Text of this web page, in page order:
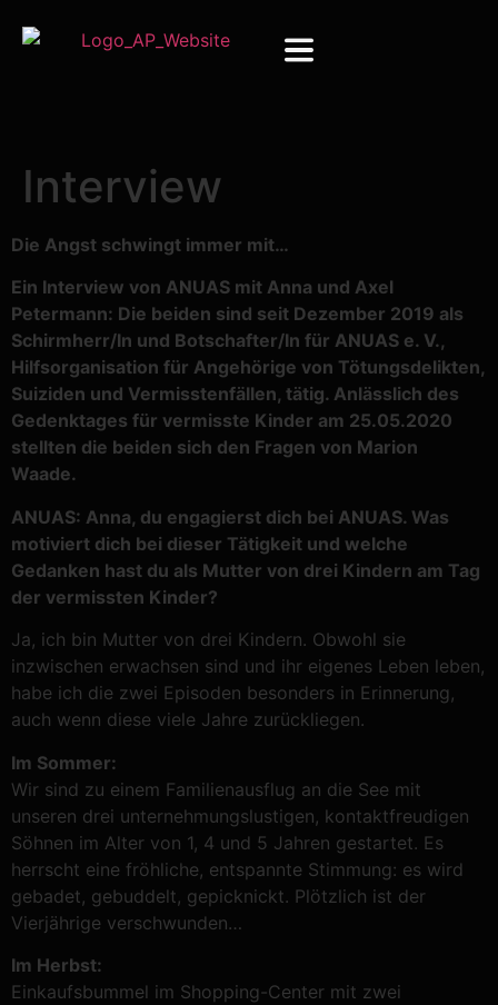
Interview
Die Angst schwingt immer mit…
Ein Interview von ANUAS mit Anna und Axel
Petermann: Die beiden sind seit Dezember 2019 als
Schirmherr/In und Botschafter/In für ANUAS e. V.,
Hilfsorganisation für Angehörige von Tötungsdelikten,
Suiziden und Vermisstenfällen, tätig. Anlässlich des
Gedenktages für vermisste Kinder am 25.05.2020
stellten die beiden sich den Fragen von Marion
Waade.
ANUAS: Anna, du engagierst dich bei ANUAS. Was
motiviert dich bei dieser Tätigkeit und welche
Gedanken hast du als Mutter von drei Kindern am Tag
der vermissten Kinder?
Ja, ich bin Mutter von drei Kindern. Obwohl sie
inzwischen erwachsen sind und ihr eigenes Leben leben,
habe ich die zwei Episoden besonders in Erinnerung,
auch wenn diese viele Jahre zurückliegen.
Im Sommer:
Wir sind zu einem Familienausflug an die See mit
unseren drei unternehmungslustigen, kontaktfreudigen
Söhnen im Alter von 1, 4 und 5 Jahren gestartet. Es
herrscht eine fröhliche, entspannte Stimmung: es wird
gebadet, gebuddelt, gepicknickt. Plötzlich ist der
Vierjährige verschwunden…
Im Herbst:
Einkaufsbummel im Shopping-Center mit zwei